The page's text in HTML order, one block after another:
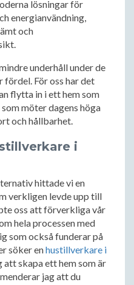
lösningar för
energianvändning,
och
underhåll under de
fördel. För oss har det
flytta in i ett hem som
möter dagens höga
och hållbarhet.
i
hittade vi en
verkligen levde upp till
oss att förverkliga vår
hela processen med
som också funderar på
söker enhustillverkare i
att skapa ett hem som är
jag att du